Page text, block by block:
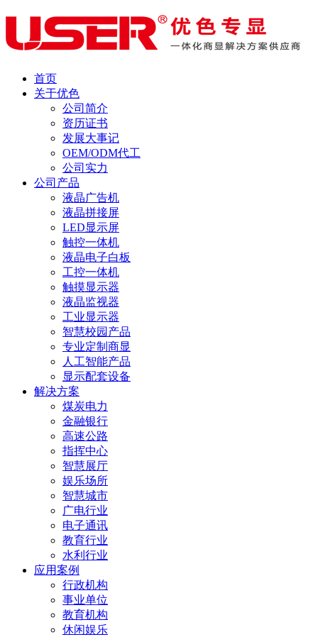
首页
关于优色
公司简介
资历证书
发展大事记
OEM/ODM代工
公司实力
公司产品
液晶广告机
液晶拼接屏
LED显示屏
触控一体机
液晶电子白板
工控一体机
触摸显示器
液晶监视器
工业显示器
智慧校园产品
专业定制商显
人工智能产品
显示配套设备
解决方案
煤炭电力
金融银行
高速公路
指挥中心
智慧展厅
娱乐场所
智慧城市
广电行业
电子通讯
教育行业
水利行业
应用案例
行政机构
事业单位
教育机构
休闲娱乐